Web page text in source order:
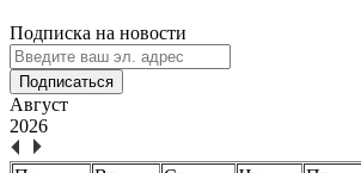
Подписка на новости
Подписаться
Август
2026